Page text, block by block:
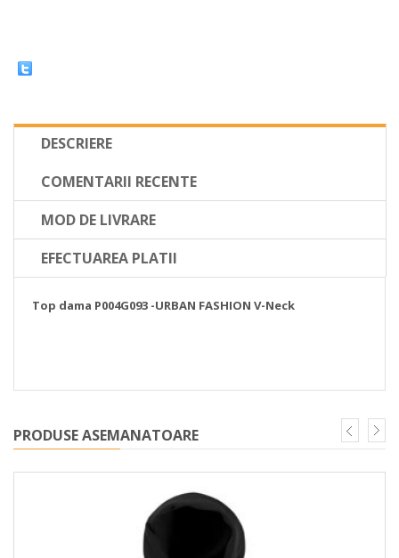
DESCRIERE
COMENTARII RECENTE
MOD DE LIVRARE
EFECTUAREA PLATII
Top dama P004G093 -URBAN FASHION V-Neck
PRODUSE ASEMANATOARE